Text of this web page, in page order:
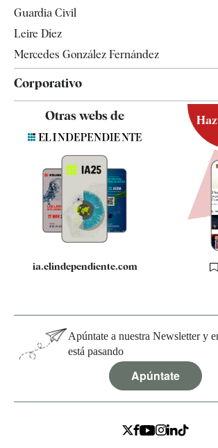
Guardia Civil
Leire Díez
Mercedes González Fernández
Corporativo
Contacto
Quiénes somos
Especificaciones
Otras webs de
ia.elindependiente.com
Apúntate a nuestra Newsletter y
está pasando
Apúntate